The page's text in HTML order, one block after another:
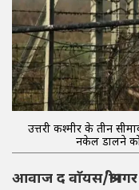
उत्तरी कश्मीर के तीन
नकेल डालने
आवाज द वाॅयस/श्रीनगर